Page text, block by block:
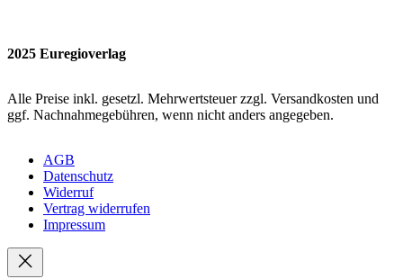
2025 Euregioverlag
Alle Preise inkl. gesetzl. Mehrwertsteuer zzgl. Versandkosten und
ggf. Nachnahmegebühren, wenn nicht anders angegeben.
AGB
Datenschutz
Widerruf
Vertrag widerrufen
Impressum